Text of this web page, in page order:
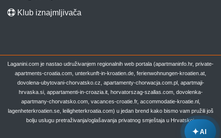
✦AI
Klub iznajmljivača
Laganini.com je nastao udruživanjem regionalnih web portala (apartmaninfo.hr, private-
apartments-croatia.com, unterkunft-in-kroatien.de, ferienwohnungen-kroatien.at,
dovolena-ubytovani-chorvatsko.cz, apartamenty-chorwacja.com.pl, apartmaji-
hrvaska.si, appartamenti-in-croazia.it, horvatorszag-szallas.com, dovolenka-
apartmany-chorvatsko.com, vacances-croatie.fr, accommodatie-kroatie.nl,
lagenheterkroatien.se, leiligheterkroatia.com) u jedan brend kako bismo vam pružili još
bolju uslugu pretraživanja/oglašavanja privatnog smještaja u Hrvatskoj.